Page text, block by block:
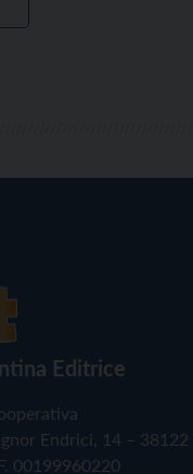
Editrice
Endrici, 14 – 38122
00199960220